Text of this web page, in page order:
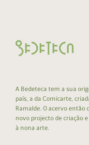
A Bedeteca tem a sua
país, a da Comicarte,
Ramalde. O acervo então
novo projecto de criação
à nona arte.